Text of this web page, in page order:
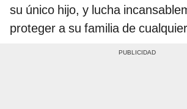
su único hijo, y lucha
proteger a su familia de